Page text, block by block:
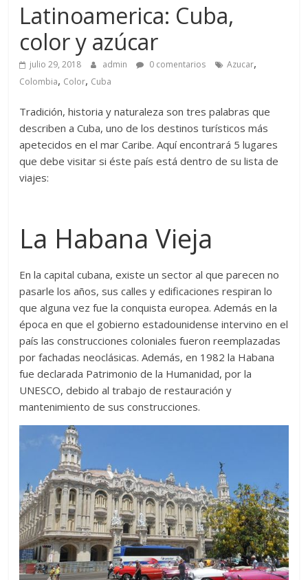
Latinoamerica: Cuba,
color y azúcar
julio 29, 2018 admin 0 comentarios Azucar,
Colombia, Color, Cuba
Tradición, historia y naturaleza son tres palabras que
describen a Cuba, uno de los destinos turísticos más
apetecidos en el mar Caribe. Aquí encontrará 5 lugares
que debe visitar si éste país está dentro de su lista de
viajes:
La Habana Vieja
En la capital cubana, existe un sector al que parecen no
pasarle los años, sus calles y edificaciones respiran lo
que alguna vez fue la conquista europea. Además en la
época en que el gobierno estadounidense intervino en el
país las construcciones coloniales fueron reemplazadas
por fachadas neoclásicas. Además, en 1982 la Habana
fue declarada Patrimonio de la Humanidad, por la
UNESCO, debido al trabajo de restauración y
mantenimiento de sus construcciones.